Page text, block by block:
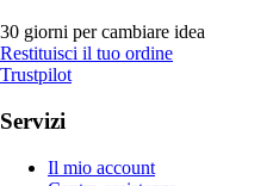
30 giorni per cambiare idea
Restituisci il tuo ordine
Trustpilot
Servizi
Il mio account